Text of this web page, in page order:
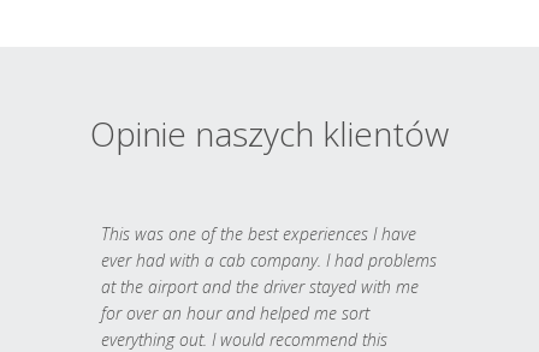
Opinie naszych klientów
This was one of the best experiences I have
ever had with a cab company. I had problems
at the airport and the driver stayed with me
for over an hour and helped me sort
everything out. I would recommend this